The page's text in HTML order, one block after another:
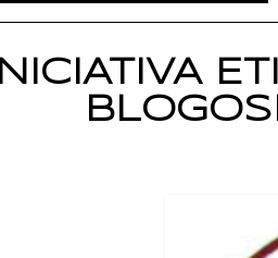
INICIATIVA